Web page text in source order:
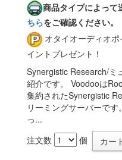
商品タイプによって
ちらをご確認ください。
オタイオーディオポ
イントプレゼント！
Synergistic Research/ミ
紹介です。 Voodooは
集約されたSynergistic
リーミングサーバーで
っ...
注文数
個